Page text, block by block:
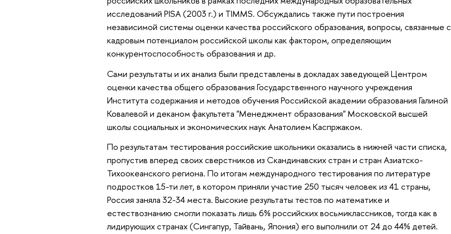
исследований PISA (2003 г.) и TIMMS. Обсуждались также пути построения
независимой системы оценки качества российского образования, вопросы, связанные с
кадровым потенциалом российской школы как фактором, определяющим
конкурентоспособность образования и др.
Сами результаты и их анализ были представлены в докладах заведующей Центром
оценки качества общего образования Государственного научного учреждения
Института содержания и методов обучения Российской академии образования Галиной
Ковалевой и деканом факультета "Менеджмент образования" Московской высшей
школы социальных и экономических наук Анатолием Каспржаком.
По результатам тестирования российские школьники оказались в нижней части списка,
пропустив вперед своих сверстников из Скандинавских стран и стран Азиатско-
Тихоокеанского региона. По итогам международного тестирования по литературе
подростков 15-ти лет, в котором приняли участие 250 тысяч человек из 41 страны,
Россия заняла 32-34 места. Высокие результаты тестов по математике и
естествознанию смогли показать лишь 6% российских восьмиклассников, тогда как в
лидирующих странах (Сингапур, Тайвань, Япония) его выполнили от 24 до 44% детей.